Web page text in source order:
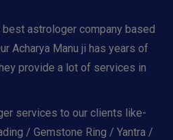
astrologer company based
Acharya Manu ji has years of
provide a lot of services in
services to our clients like-
/ Gemstone Ring / Yantra /